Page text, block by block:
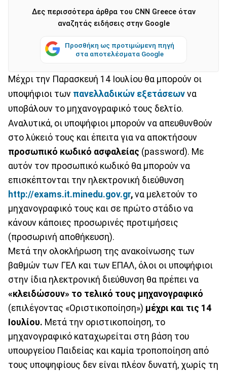
Δες περισσότερα άρθρα του CNN Greece όταν
αναζητάς ειδήσεις στην Google
Προσθήκη ως προτιμώμενη πηγή
στα αποτελέσματα Google
Μέχρι την Παρασκευή 14 Ιουλίου θα μπορούν οι
υποψήφιοι των πανελλαδικών εξετάσεων να
υποβάλουν το μηχανογραφικό τους δελτίο.
Αναλυτικά, οι υποψήφιοι μπορούν να απευθυνθούν
στο λύκειό τους και έπειτα για να αποκτήσουν
προσωπικό κωδικό ασφαλείας (password). Με
αυτόν τον προσωπικό κωδικό θα μπορούν να
επισκέπτονται την ηλεκτρονική διεύθυνση
http://exams.it.minedu.gov.gr, να μελετούν το
μηχανογραφικό τους και σε πρώτο στάδιο να
κάνουν κάποιες προσωρινές προτιμήσεις
(προσωρινή αποθήκευση).
Μετά την ολοκλήρωση της ανακοίνωσης των
βαθμών των ΓΕΛ και των ΕΠΑΛ, όλοι οι υποψήφιοι
στην ίδια ηλεκτρονική διεύθυνση θα πρέπει να
«κλειδώσουν» το τελικό τους μηχανογραφικό
(επιλέγοντας «Οριστικοποίηση») μέχρι και τις 14
Ιουλίου. Μετά την οριστικοποίηση, το
μηχανογραφικό καταχωρείται στη βάση του
υπουργείου Παιδείας και καμία τροποποίηση από
τους υποψηφίους δεν είναι πλέον δυνατή, χωρίς τη